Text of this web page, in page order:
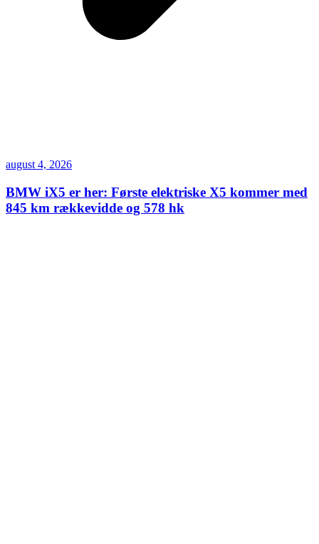
august 4, 2026
BMW iX5 er her: Første elektriske X5 kommer med
845 km rækkevidde og 578 hk